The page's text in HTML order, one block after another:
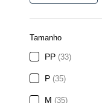
Tamanho
PP (33)
P (35)
M (35)